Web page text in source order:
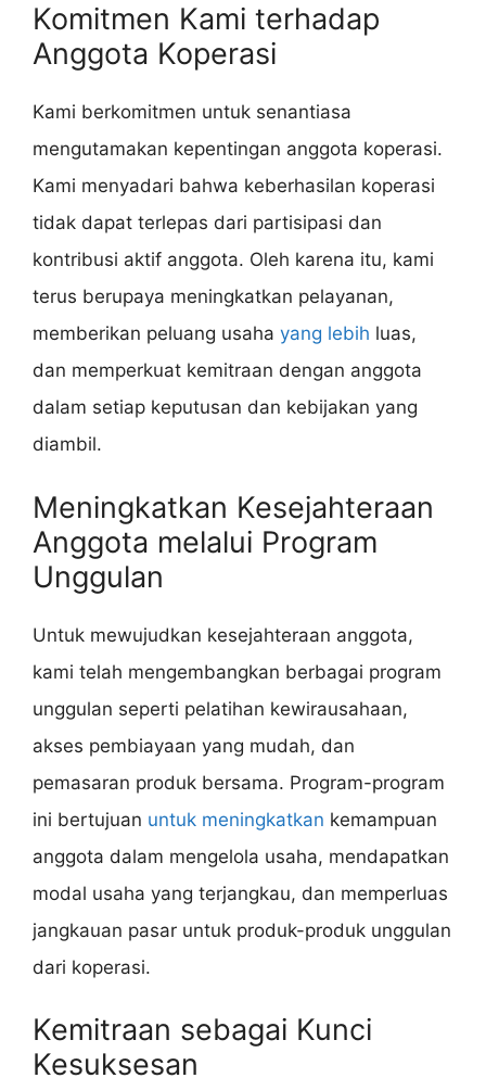
Komitmen Kami terhadap
Anggota Koperasi
Kami berkomitmen untuk senantiasa
mengutamakan kepentingan anggota koperasi.
Kami menyadari bahwa keberhasilan koperasi
tidak dapat terlepas dari partisipasi dan
kontribusi aktif anggota. Oleh karena itu, kami
terus berupaya meningkatkan pelayanan,
memberikan peluang usaha yang lebih luas,
dan memperkuat kemitraan dengan anggota
dalam setiap keputusan dan kebijakan yang
diambil.
Meningkatkan Kesejahteraan
Anggota melalui Program
Unggulan
Untuk mewujudkan kesejahteraan anggota,
kami telah mengembangkan berbagai program
unggulan seperti pelatihan kewirausahaan,
akses pembiayaan yang mudah, dan
pemasaran produk bersama. Program-program
ini bertujuan untuk meningkatkan kemampuan
anggota dalam mengelola usaha, mendapatkan
modal usaha yang terjangkau, dan memperluas
jangkauan pasar untuk produk-produk unggulan
dari koperasi.
Kemitraan sebagai Kunci
Kesuksesan